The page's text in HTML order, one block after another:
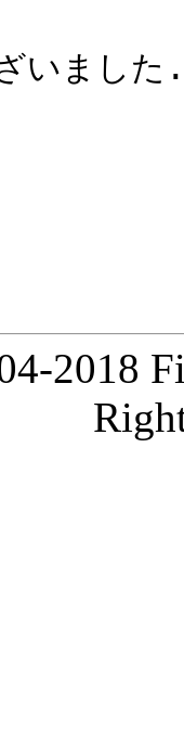
いました
2018